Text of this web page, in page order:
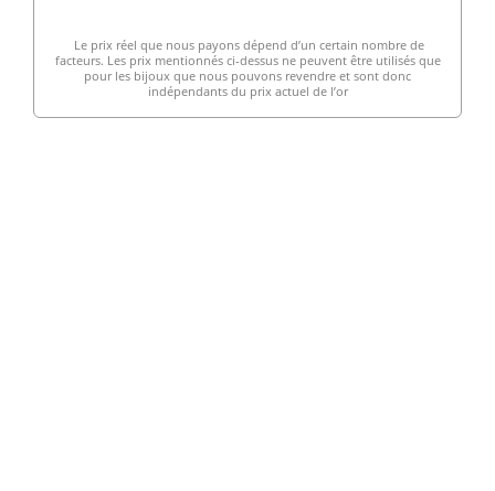
Le prix réel que nous payons dépend d’un certain nombre de
facteurs. Les prix mentionnés ci-dessus ne peuvent être utilisés que
pour les bijoux que nous pouvons revendre et sont donc
indépendants du prix actuel de l’or